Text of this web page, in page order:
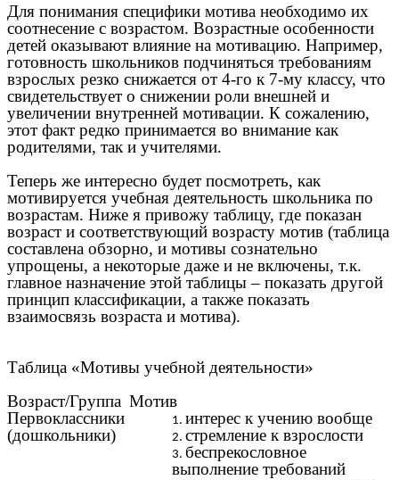
Для понимания специфики мотива необходимо их
соотнесение с возрастом. Возрастные особенности
детей оказывают влияние на мотивацию. Например,
готовность школьников подчиняться требованиям
взрослых резко снижается от 4-го к 7-му классу, что
свидетельствует о снижении роли внешней и
увеличении внутренней мотивации. К сожалению,
этот факт редко принимается во внимание как
родителями, так и учителями.
Теперь же интересно будет посмотреть, как
мотивируется учебная деятельность школьника по
возрастам. Ниже я привожу таблицу, где показан
возраст и соответствующий возрасту мотив (таблица
составлена обзорно, и мотивы сознательно
упрощены, а некоторые даже и не включены, т.к.
главное назначение этой таблицы – показать другой
принцип классификации, а также показать
взаимосвязь возраста и мотива).
Таблица «Мотивы учебной деятельности»
Возраст/Группа Мотив
Первоклассники
(дошкольники)
интерес к учению вообще
стремление к взрослости
беспрекословное
выполнение требований